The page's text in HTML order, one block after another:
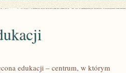
edukacji – centrum, w którym